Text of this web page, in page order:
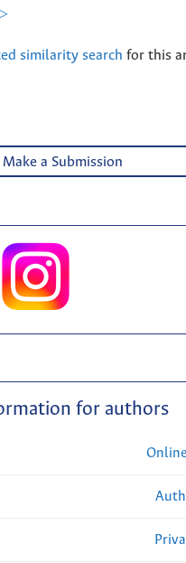
similarity search for this
Make a Submission
for authors